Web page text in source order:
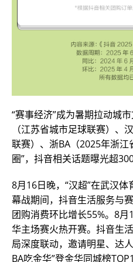
“赛事经济”成为暑期拉动城
（江苏省城市足球联赛）、
联赛）、浙BA（2025年浙江
圈”，抖音相关话题曝光超300
8月16日晚，“汉超”在武汉
幕战期间，抖音生活服务与
团购消费环比增长55%。8月
华主场赛火热开赛。抖音生
局深度联动，邀请明星、达
BA吃金华”登金华同城榜